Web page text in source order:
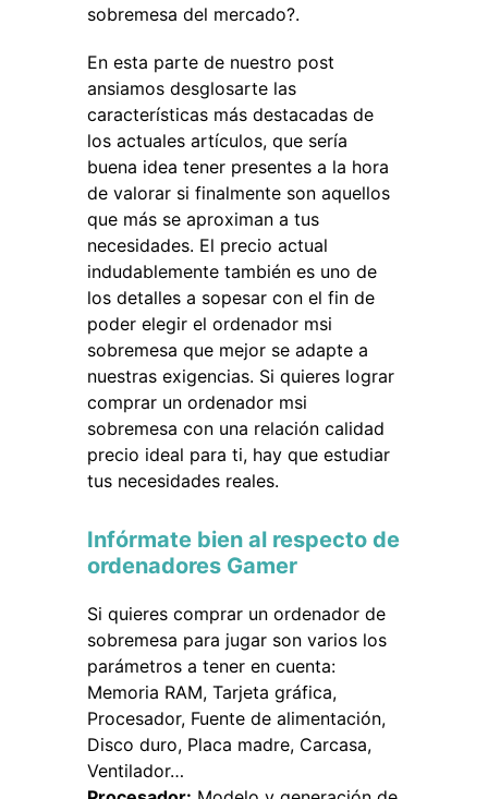
sobremesa del mercado?.
En esta parte de nuestro post
ansiamos desglosarte las
características más destacadas de
los actuales artículos, que sería
buena idea tener presentes a la hora
de valorar si finalmente son aquellos
que más se aproximan a tus
necesidades. El precio actual
indudablemente también es uno de
los detalles a sopesar con el fin de
poder elegir el ordenador msi
sobremesa que mejor se adapte a
nuestras exigencias. Si quieres lograr
comprar un ordenador msi
sobremesa con una relación calidad
precio ideal para ti, hay que estudiar
tus necesidades reales.
Infórmate bien al respecto de
ordenadores Gamer
Si quieres comprar un ordenador de
sobremesa para jugar son varios los
parámetros a tener en cuenta:
Memoria RAM, Tarjeta gráfica,
Procesador, Fuente de alimentación,
Disco duro, Placa madre, Carcasa,
Ventilador…